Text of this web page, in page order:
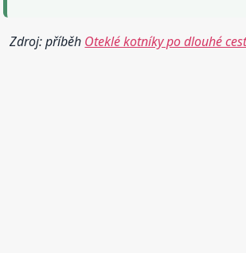
Zdroj: příběh Oteklé kotníky po dlouhé